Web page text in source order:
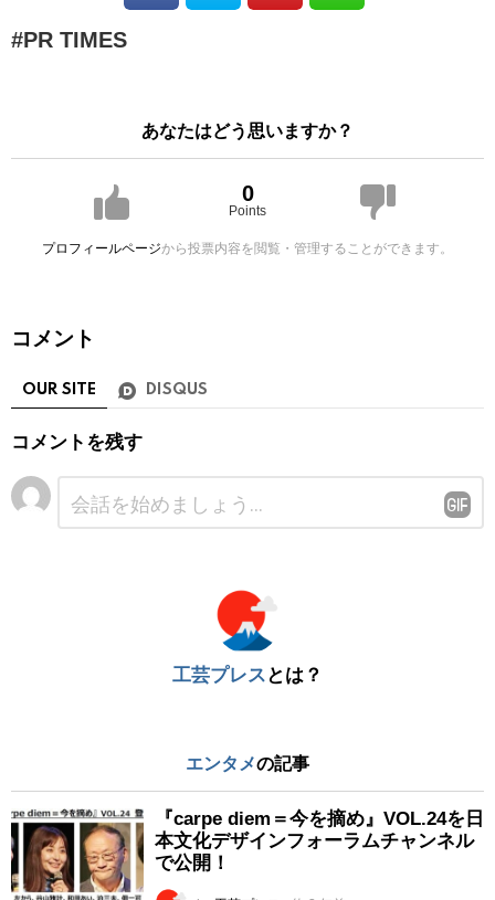
PR TIMES
あなたはどう思いますか？
0
Points
プロフィールページから投票内容を閲覧・管理することができます。
コメント
OUR SITE DISQUS
コメントを残す
工芸プレス とは？
エンタメの記事
『carpe diem＝今を摘め』VOL.24を日
本文化デザインフォーラムチャンネル
で公開！